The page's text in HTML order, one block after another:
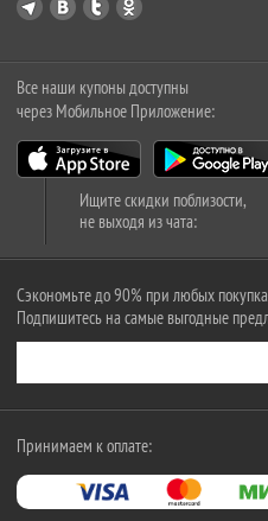
Все наши купоны доступны
через Мобильное Приложение:
Ищите скидки поблизости,
не выходя из чата:
Сэкономьте до 90% при любых
Подпишитесь на самые выгодные
Принимаем к оплате: